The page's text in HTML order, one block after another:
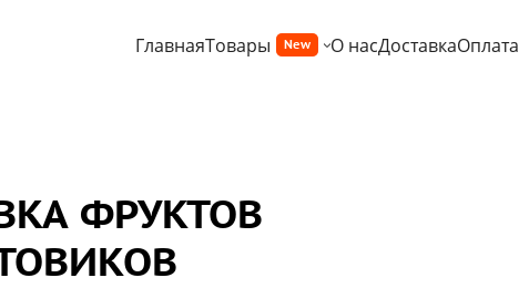
ГлавнаяТовары New О насДоставкаОплата
ФРУКТОВ